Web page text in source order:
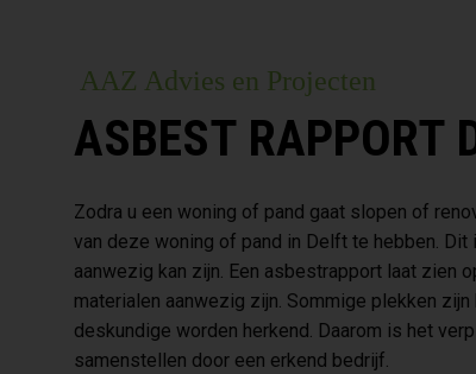
AAZ Advies en Projecten
ASBEST RAPPORT
Zodra u een woning of pand gaat slopen of
van deze woning of pand in Delft te hebben.
aanwezig kan zijn. Een asbestrapport laat zien
materialen aanwezig zijn. Sommige plekken
deskundige worden herkend. Daarom is het
samenstellen door een erkend bedrijf.